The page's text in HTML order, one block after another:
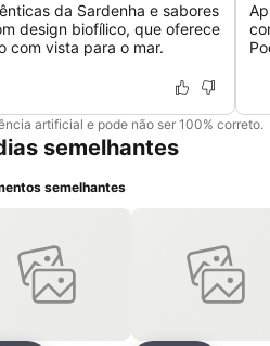
da Sardenha e sabores
design biofílico, que oferece
com vista para o mar.
artificial e pode não ser 100% correto.
semelhantes
semelhantes